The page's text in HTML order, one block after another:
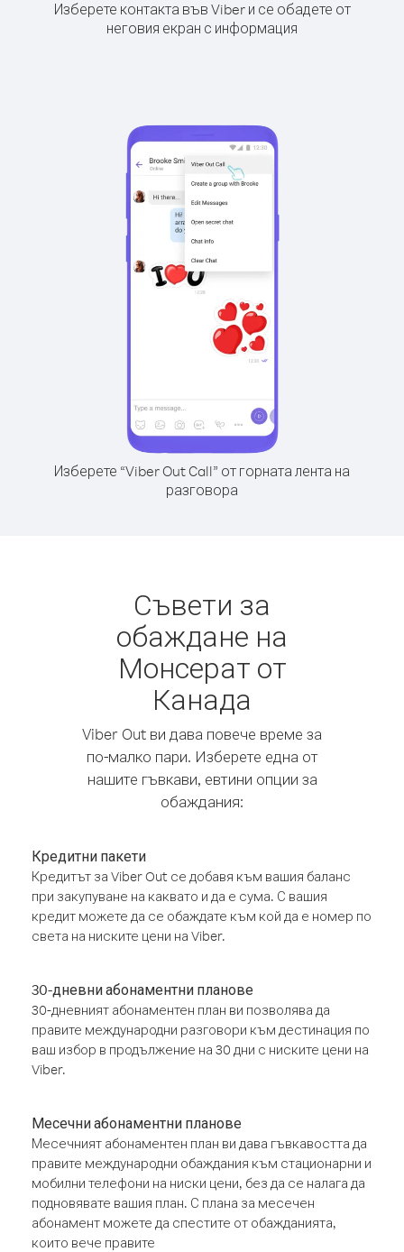
Изберете контакта във Viber и се обадете от
неговия екран с информация
Изберете “Viber Out Call” от горната лента на
разговора
Съвети за
обаждане на
Монсерат от
Канада
Viber Out ви дава повече време за
по-малко пари. Изберете една от
нашите гъвкави, евтини опции за
обаждания:
Кредитни пакети
Кредитът за Viber Out се добавя към вашия баланс
при закупуване на каквато и да е сума. С вашия
кредит можете да се обаждате към кой да е номер по
света на ниските цени на Viber.
30-дневни абонаментни планове
30-дневният абонаментен план ви позволява да
правите международни разговори към дестинация по
ваш избор в продължение на 30 дни с ниските цени на
Viber.
Месечни абонаментни планове
Месечният абонаментен план ви дава гъвкавостта да
правите международни обаждания към стационарни и
мобилни телефони на ниски цени, без да се налага да
подновявате вашия план. С плана за месечен
абонамент можете да спестите от обажданията,
които вече правите